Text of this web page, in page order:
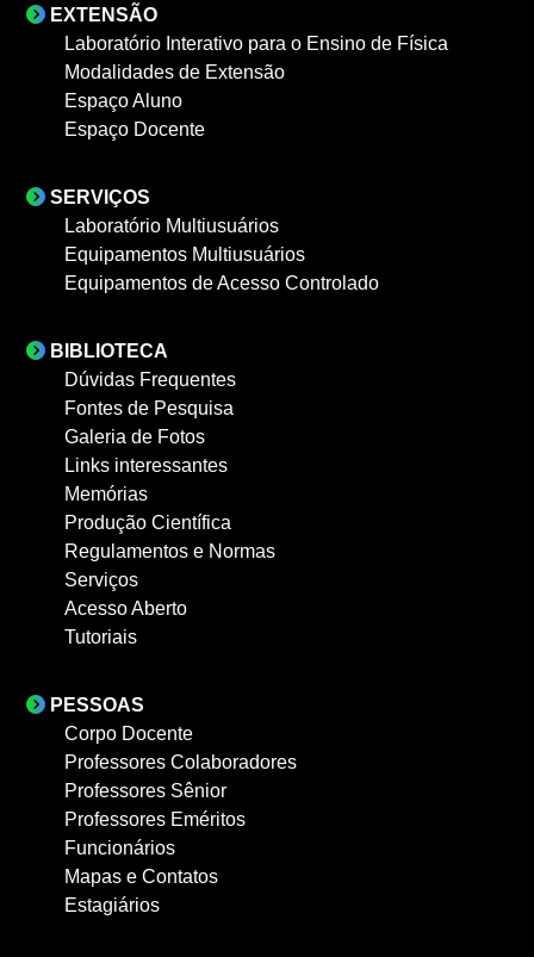
EXTENSÃO
Laboratório Interativo para o Ensino de Física
Modalidades de Extensão
Espaço Aluno
Espaço Docente
SERVIÇOS
Laboratório Multiusuários
Equipamentos Multiusuários
Equipamentos de Acesso Controlado
BIBLIOTECA
Dúvidas Frequentes
Fontes de Pesquisa
Galeria de Fotos
Links interessantes
Memórias
Produção Científica
Regulamentos e Normas
Serviços
Acesso Aberto
Tutoriais
PESSOAS
Corpo Docente
Professores Colaboradores
Professores Sênior
Professores Eméritos
Funcionários
Mapas e Contatos
Estagiários